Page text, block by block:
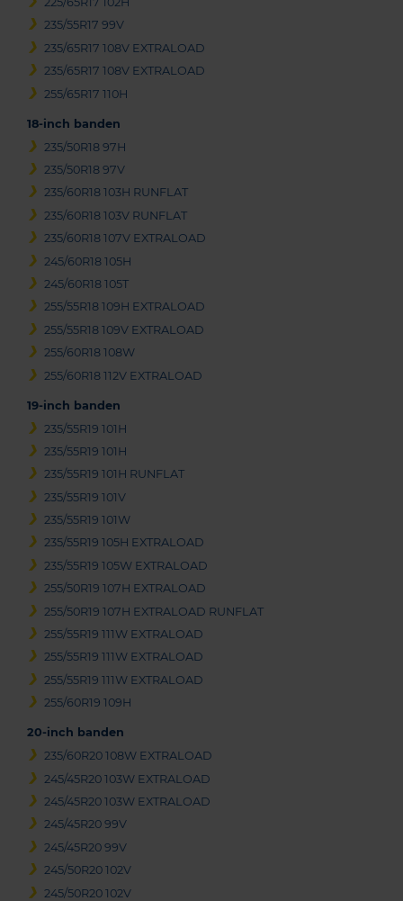
235/55R17 99V
235/65R17 108V EXTRALOAD
235/65R17 108V EXTRALOAD
255/65R17 110H
18-inch banden
235/50R18 97H
235/50R18 97V
235/60R18 103H RUNFLAT
235/60R18 103V RUNFLAT
235/60R18 107V EXTRALOAD
245/60R18 105H
245/60R18 105T
255/55R18 109H EXTRALOAD
255/55R18 109V EXTRALOAD
255/60R18 108W
255/60R18 112V EXTRALOAD
19-inch banden
235/55R19 101H
235/55R19 101H
235/55R19 101H RUNFLAT
235/55R19 101V
235/55R19 101W
235/55R19 105H EXTRALOAD
235/55R19 105W EXTRALOAD
255/50R19 107H EXTRALOAD
255/50R19 107H EXTRALOAD RUNFLAT
255/55R19 111W EXTRALOAD
255/55R19 111W EXTRALOAD
255/55R19 111W EXTRALOAD
255/60R19 109H
20-inch banden
235/60R20 108W EXTRALOAD
245/45R20 103W EXTRALOAD
245/45R20 103W EXTRALOAD
245/45R20 99V
245/45R20 99V
245/50R20 102V
245/50R20 102V